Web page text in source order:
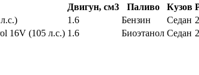
Двигун, см3 Паливо Кузов
1.6 Бензин Седан
16V (105 л.с.) 1.6 Биоэтанол Седан